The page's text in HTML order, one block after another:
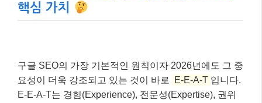
핵심 가치
구글 SEO의 가장 기본적인 원칙이자 2026년에도 그 중
요성이 더욱 강조되고 있는 것이 바로
E-E-A-T 입니다.
E-E-A-T는 경험(Experience), 전문성(Expertise), 권위